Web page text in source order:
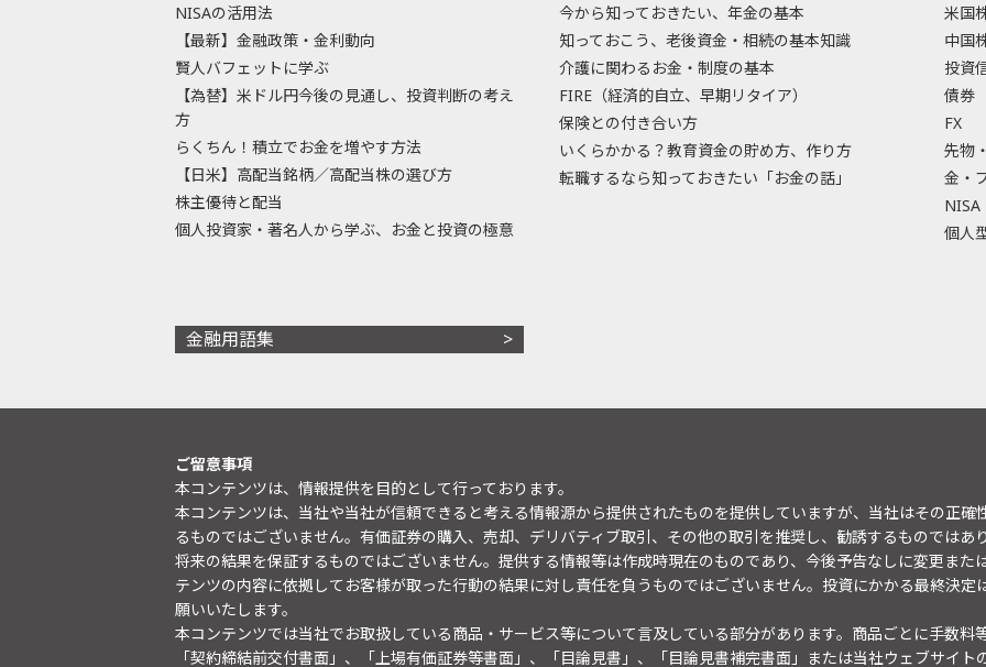
NISAの活用法
【最新】金融政策・金利動向
賢人バフェットに学ぶ
【為替】米ドル円今後の見通し、投資判断の考え
方
らくちん！積立でお金を増やす方法
【日米】高配当銘柄／高配当株の選び方
株主優待と配当
個人投資家・著名人から学ぶ、お金と投資の極意
今から知っておきたい、年金の基本
知っておこう、老後資金・相続の基本知識
介護に関わるお金・制度の基本
FIRE（経済的自立、早期リタイア）
保険との付き合い方
いくらかかる？教育資金の貯め方、作り方
転職するなら知っておきたい「お金の話」
米国
中国
投資
債券
FX
先物
金・
NISA
個人
金融用語集
ご留意事項
本コンテンツは、情報提供を目的として行っております。
本コンテンツは、当社や当社が信頼できると考える情報源から提供されたものを提供していますが、当社はその正
るものではございません。有価証券の購入、売却、デリバティブ取引、その他の取引を推奨し、勧誘するものでは
将来の結果を保証するものではございません。提供する情報等は作成時現在のものであり、今後予告なしに変更また
テンツの内容に依拠してお客様が取った行動の結果に対し責任を負うものではございません。投資にかかる最終決
願いいたします。
本コンテンツでは当社でお取扱している商品・サービス等について言及している部分があります。商品ごとに手数料
「契約締結前交付書面」、「上場有価証券等書面」、「目論見書」、「目論見書補完書面」または当社ウェブサイト